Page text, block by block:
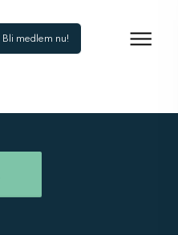
Bli medlem nu!